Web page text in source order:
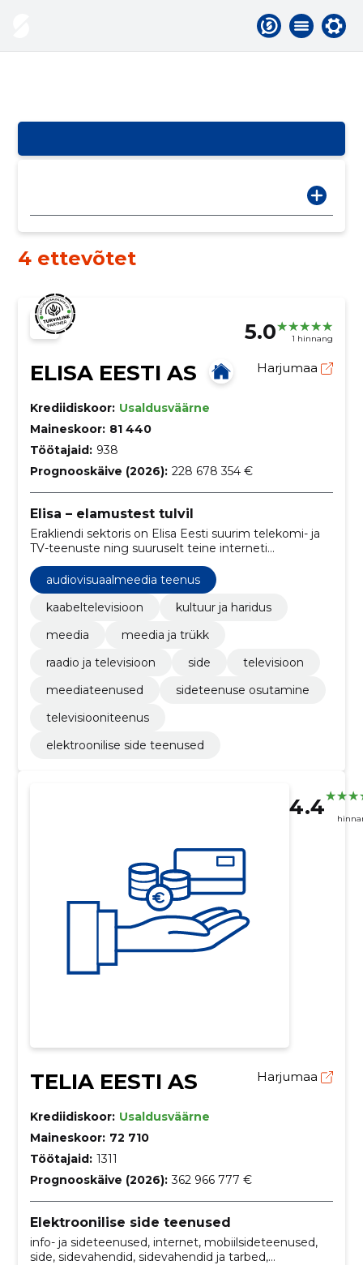
4 ettevõtet
5.0 1 hinnang
ELISA EESTI AS Harjumaa
Krediidiskoor: Usaldusväärne
Maineskoor: 81 440
Töötajaid: 938
Prognooskäive (2026): 228 678 354 €
Elisa – elamustest tulvil
Erakliendi sektoris on Elisa Eesti suurim telekomi- ja
TV-teenuste ning suuruselt teine interneti
püsiühenduse pakkuja.
audiovisuaalmeedia teenus
kaabeltelevisioon
kultuur ja haridus
meedia
meedia ja trükk
raadio ja televisioon
side
televisioon
meediateenused
sideteenuse osutamine
televisiooniteenus
elektroonilise side teenused
4.4
TELIA EESTI AS Harjumaa
Krediidiskoor: Usaldusväärne
Maineskoor: 72 710
Töötajaid: 1311
Prognooskäive (2026): 362 966 777 €
Elektroonilise side teenused
info- ja sideteenused, internet, mobiilsideteenused,
side, sidevahendid, sidevahendid ja tarbed,